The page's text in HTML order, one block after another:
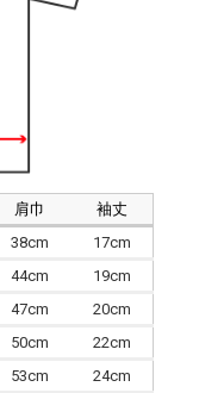
肩巾
袖丈
38cm
17cm
44cm
19cm
47cm
20cm
50cm
22cm
53cm 24cm